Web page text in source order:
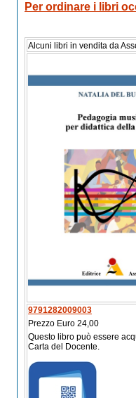
Per ordinare i libri
Alcuni libri in vendita da
9791282009003
Prezzo Euro 24,00
Questo libro può essere
Carta del Docente.